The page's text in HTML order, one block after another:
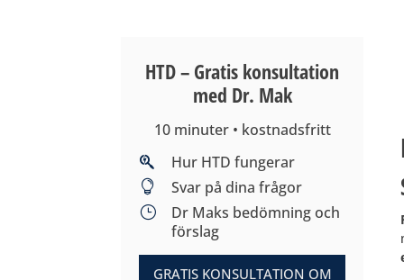
HTD – Gratis konsultation
med Dr. Mak
10 minuter • kostnadsfritt
 Hur HTD fungerar
 Svar på dina frågor
}
Dr Maks bedömning och
förslag
GRATIS KONSULTATION OM